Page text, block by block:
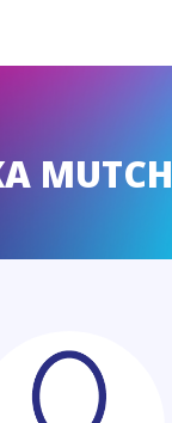
MUTCH